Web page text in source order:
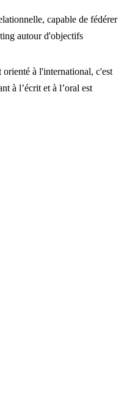
capable de fédérer
autour d'objectifs
à l'international, c'est
à l’écrit et à l’oral est